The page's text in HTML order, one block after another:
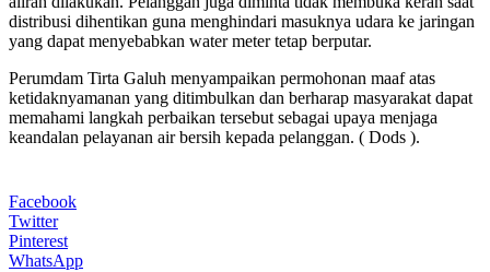
distribusi dihentikan guna menghindari masuknya udara ke jaringan
yang dapat menyebabkan water meter tetap berputar.
Perumdam Tirta Galuh menyampaikan permohonan maaf atas
ketidaknyamanan yang ditimbulkan dan berharap masyarakat dapat
memahami langkah perbaikan tersebut sebagai upaya menjaga
keandalan pelayanan air bersih kepada pelanggan. ( Dods ).
Facebook
Twitter
Pinterest
WhatsApp